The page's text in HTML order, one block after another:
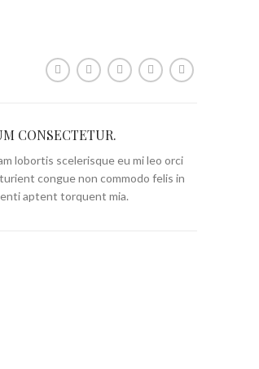
CONSECTETUR.
lobortis scelerisque eu mi leo orci
congue non commodo felis in
aptent torquent mia.